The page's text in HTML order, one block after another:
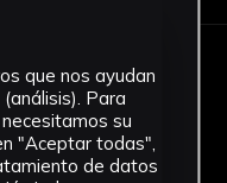
que nos ayudan
Para
su
"Aceptar todas",
de datos